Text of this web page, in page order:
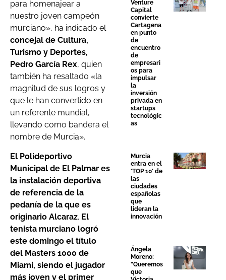
para homenajear a
nuestro joven campeón
murciano», ha indicado el
concejal de Cultura,
Turismo y Deportes,
Pedro García Rex, quien
también ha resaltado «la
magnitud de sus logros y
que le han convertido en
un referente mundial,
llevando como bandera el
nombre de Murcia».
El Polideportivo
Municipal de El Palmar es
la instalación deportiva
de referencia de la
pedanía de la que es
originario Alcaraz. El
tenista murciano logró
este domingo el título
del Masters 1000 de
Miami, siendo el jugador
más joven y el primer
Venture
Capital
convierte
Cartagena
en punto
de
encuentro
de
empresari
os para
impulsar
la
inversión
privada en
startups
tecnológic
as
Murcia
entra en el
‘TOP 10’ de
las
ciudades
españolas
que
lideran la
innovación
Ángela
Moreno:
“Queremos
que